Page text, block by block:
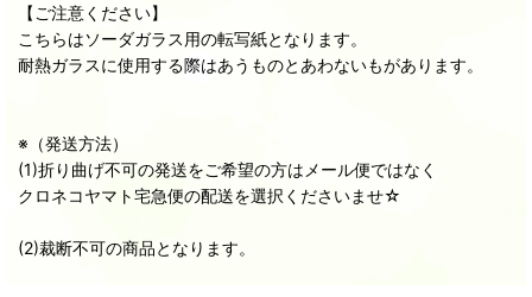
【ご注意ください】
こちらはソーダガラス用の転写紙となります。
耐熱ガラスに使用する際はあうものとあわないもがあります。
※（発送方法）
(1)折り曲げ不可の発送をご希望の方はメール便ではなく
クロネコヤマト宅急便の配送を選択くださいませ☆
(2)裁断不可の商品となります。